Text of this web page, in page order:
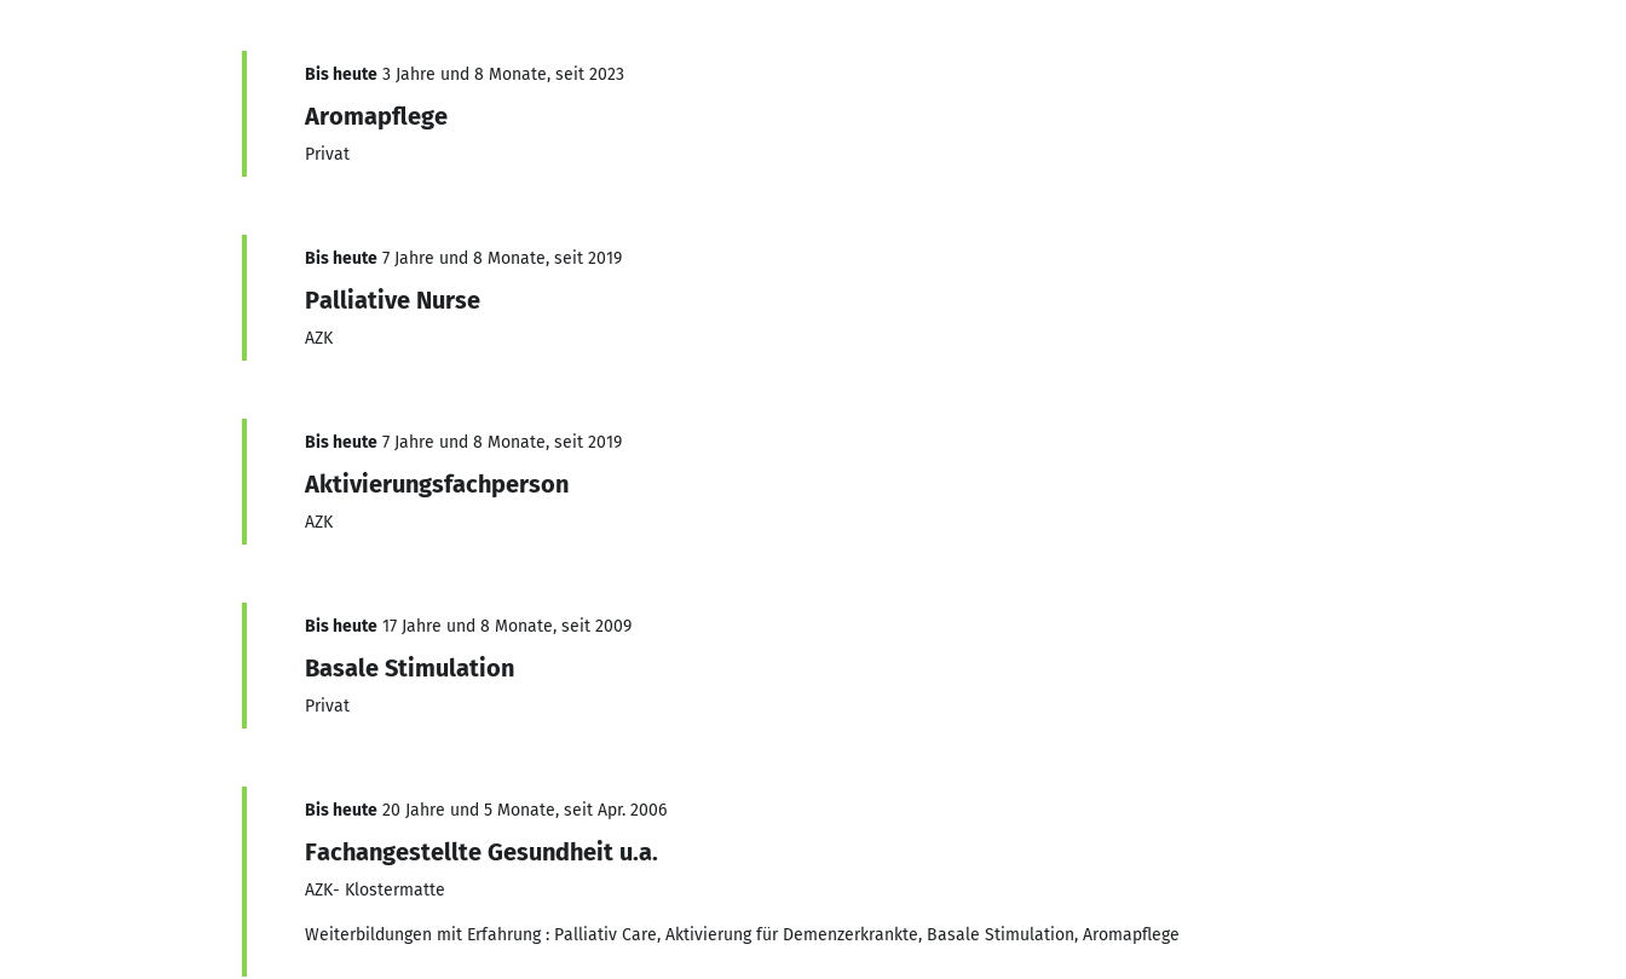
Bis heute 3 Jahre und 8 Monate, seit 2023
Aromapflege
Privat
Bis heute 7 Jahre und 8 Monate, seit 2019
Palliative Nurse
AZK
Bis heute 7 Jahre und 8 Monate, seit 2019
Aktivierungsfachperson
AZK
Bis heute 17 Jahre und 8 Monate, seit 2009
Basale Stimulation
Privat
Bis heute 20 Jahre und 5 Monate, seit Apr. 2006
Fachangestellte Gesundheit u.a.
AZK- Klostermatte
Weiterbildungen mit Erfahrung : Palliativ Care, Aktivierung für Demenzerkrankte, Basale Stimulation, Aromapflege